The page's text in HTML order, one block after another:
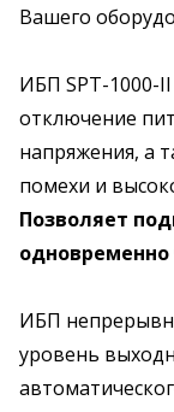
Вашего
ИБП SPT-1000-
отключение
напряжения, а
помехи и
Позволяет
одновременно
ИБП
уровень